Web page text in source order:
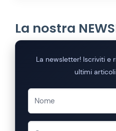
La nostra
La newsletter! Iscriviti e
ultimi